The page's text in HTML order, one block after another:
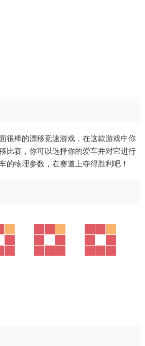
很棒的漂移竞速游戏，在这款游戏中你
比赛，你可以选择你的爱车并对它进行
的物理参数，在赛道上夺得胜利吧！